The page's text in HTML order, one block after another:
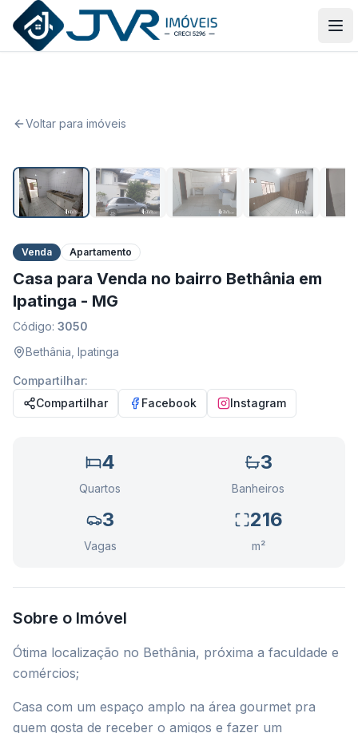
JVR Imóveis
Voltar para imóveis
Venda Apartamento
Casa para Venda no bairro Bethânia em
Ipatinga - MG
Código: 3050
Bethânia Ipatinga
Compartilhar:
Compartilhar
Facebook Instagram
4
Quartos
3
Banheiros
3
Vagas
216
m²
Sobre o Imóvel
Ótima localização no Bethânia, próxima a faculdade e
comércios;
Casa com um espaço amplo na área gourmet pra
quem gosta de receber o amigos e fazer um